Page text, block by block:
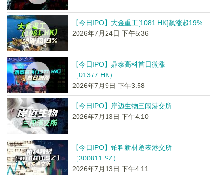
【今日IPO】大金重工[1081.HK]飙涨超19%
2026年7月24日 下午5:36
【今日IPO】鼎泰高科首日微涨
（01377.HK）
2026年7月9日 下午3:58
【今日IPO】岸迈生物三闯港交所
2026年7月13日 下午4:10
【今日IPO】铂科新材递表港交所
（300811.SZ）
2026年7月13日 下午4:11